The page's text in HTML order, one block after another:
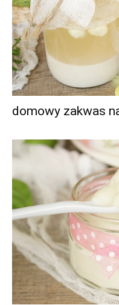
domowy zakwas